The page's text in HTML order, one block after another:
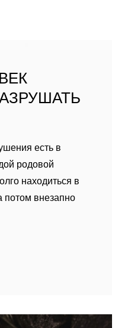
есть в
родовой
находиться в
потом внезапно